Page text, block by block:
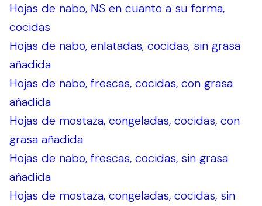
Hojas de nabo, NS en cuanto a su forma,
cocidas
Hojas de nabo, enlatadas, cocidas, sin grasa
añadida
Hojas de nabo, frescas, cocidas, con grasa
añadida
Hojas de mostaza, congeladas, cocidas, con
grasa añadida
Hojas de nabo, frescas, cocidas, sin grasa
añadida
Hojas de mostaza, congeladas, cocidas, sin